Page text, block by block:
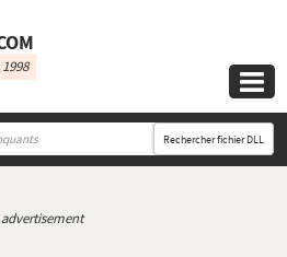

Rechercher fichier DLL
advertisement